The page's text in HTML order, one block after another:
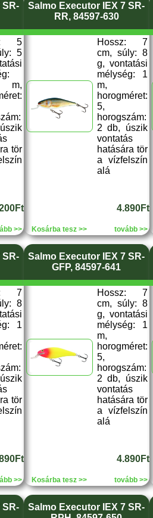
SR-
5
5
tör
>>
Salmo Executor IEX 7 SR-
RR, 84597-630
Hossz: 7
cm, súly: 8
g, vontatási
mélység: 1
m,
horogméret:
5,
horogszám:
2 db, úszik
vontatás
hatására tör
a vízfelszín
alá
4.890Ft
Kosárba tesz >> tovább >>
SR-
7
8
1
tör
>>
Salmo Executor IEX 7 SR-
GFP, 84597-641
Hossz: 7
cm, súly: 8
g, vontatási
mélység: 1
m,
horogméret:
5,
horogszám:
2 db, úszik
vontatás
hatására tör
a vízfelszín
alá
4.890Ft
Kosárba tesz >> tovább >>
SR-
Salmo Executor IEX 7 SR-